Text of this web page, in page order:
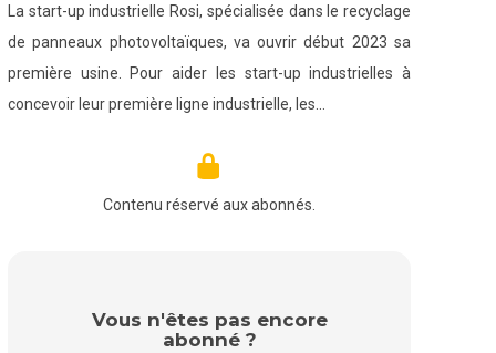
La start-up industrielle Rosi, spécialisée dans le recyclage
de panneaux photovoltaïques, va ouvrir début 2023 sa
première usine. Pour aider les start-up industrielles à
concevoir leur première ligne industrielle, les…
Contenu réservé aux abonnés.
Vous n'êtes pas encore
abonné ?